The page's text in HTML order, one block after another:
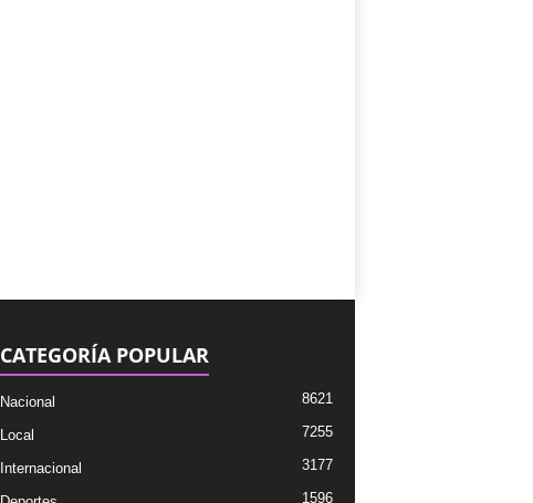
CATEGORÍA POPULAR
Nacional 8621
Local 7255
Internacional 3177
1596